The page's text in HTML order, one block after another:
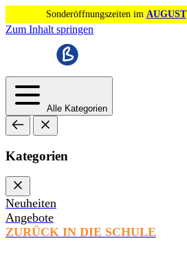
Sonderöffnungszeiten im AUGUST
Zum Inhalt springen
Alle Kategorien
Kategorien
Neuheiten
Angebote
ZURÜCK IN DIE SCHULE